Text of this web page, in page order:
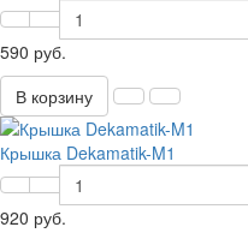
590 руб.
В корзину
Крышка Dekamatik-M1
920 руб.